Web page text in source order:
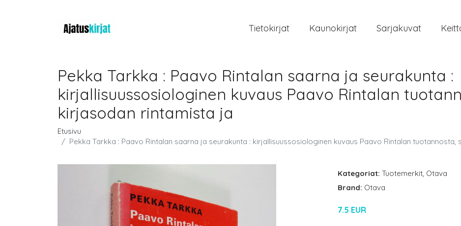
Tietokirjat Kaunokirjat Sarjakuvat
Pekka Tarkka : Paavo Rintalan saarna ja seurakunta :
kirjallisuussosiologinen kuvaus Paavo Rintalan
kirjasodan rintamista ja
Etusivu
Pekka Tarkka : Paavo Rintalan saarna ja seurakunta : kirjallisuussosiologinen kuvaus Paavo Rintalan
Kategoriat: Tuotemerkit, Otava
Brand: Otava
7.5 EUR